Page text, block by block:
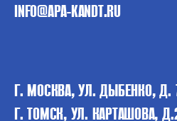
INFO@APA-KANDT.RU
Г. МОСКВА, УЛ. ДЫБЕНКО, Д.
Г. ТОМСК, УЛ. КАРТАШОВА,